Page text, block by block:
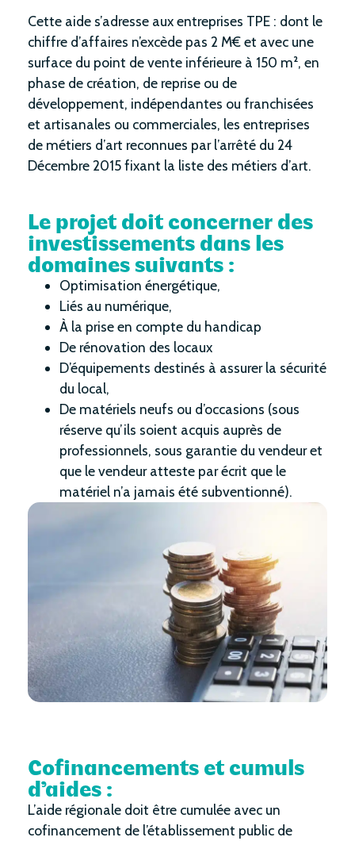
Cette aide s’adresse aux entreprises TPE : dont le
chiffre d’affaires n’excède pas 2 M€ et avec une
surface du point de vente inférieure à 150 m², en
phase de création, de reprise ou de
développement, indépendantes ou franchisées
et artisanales ou commerciales, les entreprises
de métiers d’art reconnues par l’arrêté du 24
Décembre 2015 fixant la liste des métiers d’art.
Le projet doit concerner des
investissements dans les
domaines suivants :
Optimisation énergétique,
Liés au numérique,
À la prise en compte du handicap
De rénovation des locaux
D’équipements destinés à assurer la sécurité
du local,
De matériels neufs ou d’occasions (sous
réserve qu’ils soient acquis auprès de
professionnels, sous garantie du vendeur et
que le vendeur atteste par écrit que le
matériel n’a jamais été subventionné).
Cofinancements et cumuls
d’aides :
L’aide régionale doit être cumulée avec un
cofinancement de l’établissement public de